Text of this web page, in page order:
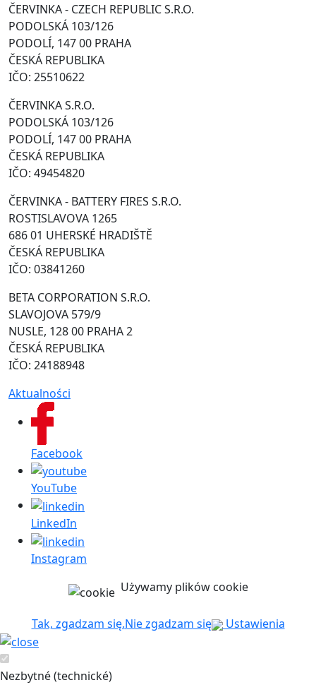
ČERVINKA - CZECH REPUBLIC S.R.O.
PODOLSKÁ 103/126
PODOLÍ, 147 00 PRAHA
ČESKÁ REPUBLIKA
IČO: 25510622
ČERVINKA S.R.O.
PODOLSKÁ 103/126
PODOLÍ, 147 00 PRAHA
ČESKÁ REPUBLIKA
IČO: 49454820
ČERVINKA - BATTERY FIRES S.R.O.
ROSTISLAVOVA 1265
686 01 UHERSKÉ HRADIŠTĚ
ČESKÁ REPUBLIKA
IČO: 03841260
BETA CORPORATION S.R.O.
SLAVOJOVA 579/9
NUSLE, 128 00 PRAHA 2
ČESKÁ REPUBLIKA
IČO: 24188948
Aktualności
Facebook
YouTube
LinkedIn
Instagram
Używamy plików cookie
Tak, zgadzam się.Nie zgadzam się Ustawienia
Nezbytné (technické)